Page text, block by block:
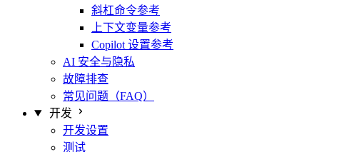
斜杠命令参考
上下文变量参考
Copilot 设置参考
AI 安全与隐私
故障排查
常见问题（FAQ）
开发
开发设置
测试